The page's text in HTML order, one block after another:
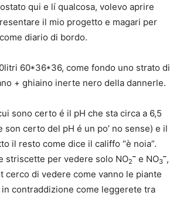
qui e lí qualcosa, volevo aprire
il mio progetto e magari per
diario di bordo.
60*36*36, come fondo uno strato di
+ ghiaino inerte nero della dannerle.
sono certo é il pH che sta circa a 6,5
son certo del pH é un po’ no sense) e il
il resto come dice il califfo “è noia”.
striscette per vedere solo NO2
– e NO3
–,
cerco di vedere come vanno le piante
in contraddizione come leggerete tra